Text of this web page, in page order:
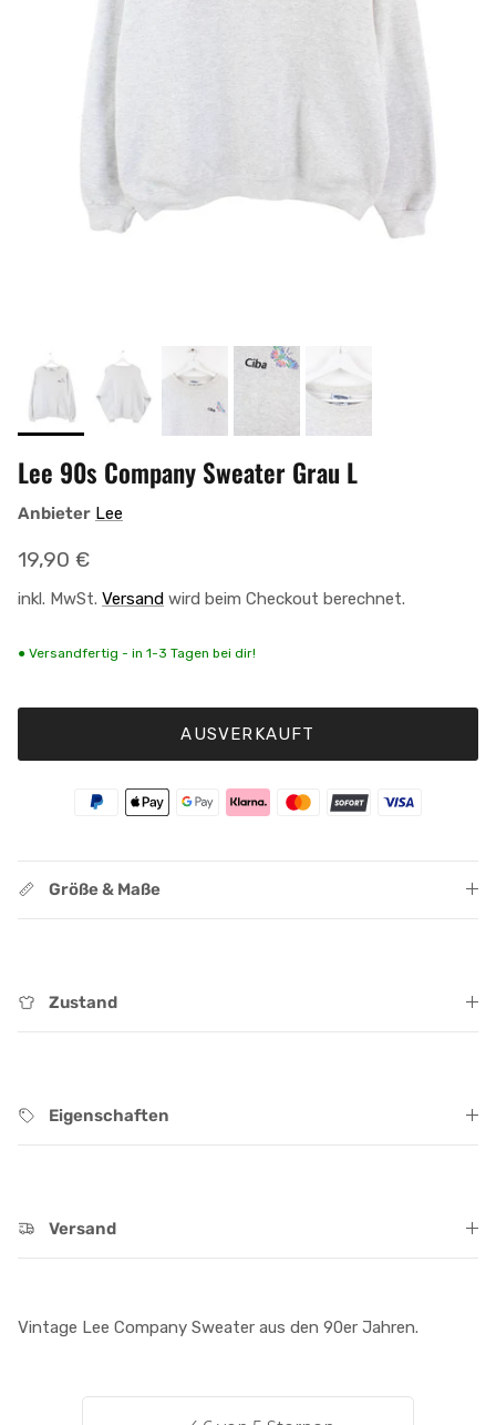
Lee 90s Company Sweater Grau L
Anbieter Lee
Normaler Preis
19,90 €
inkl. MwSt. Versand wird beim Checkout berechnet.
● Versandfertig - in 1-3 Tagen bei dir!
AUSVERKAUFT
Größe & Maße
Zustand
Eigenschaften
Versand
Vintage Lee Company Sweater aus den 90er Jahren.